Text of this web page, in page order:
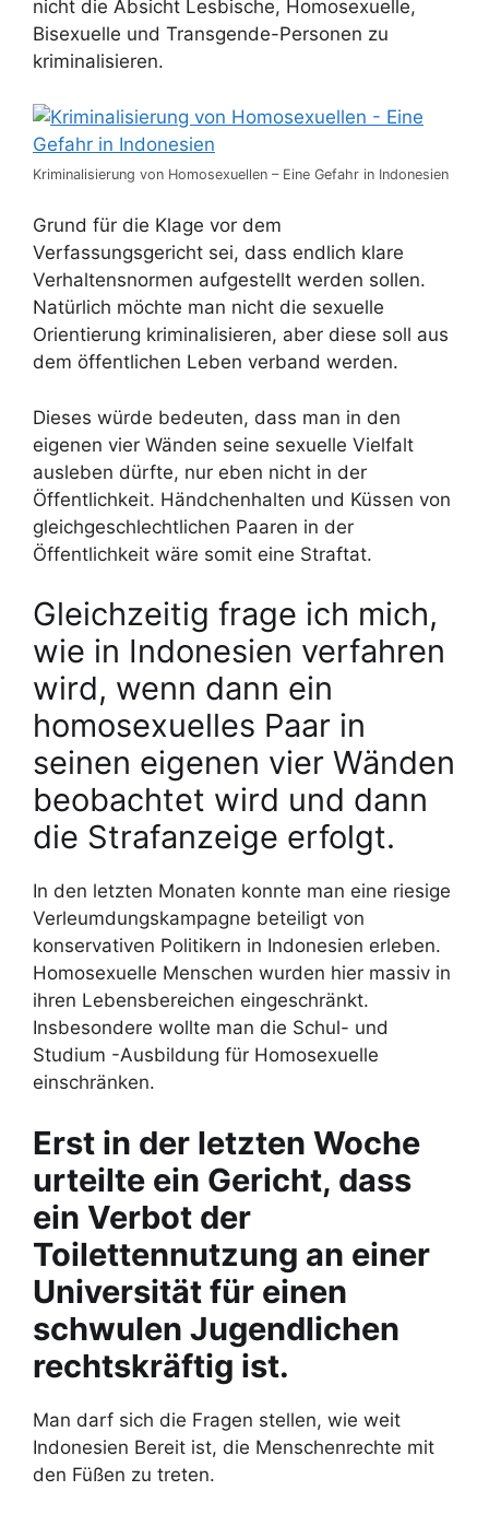
nicht die Absicht Lesbische, Homosexuelle,
Bisexuelle und Transgende-Personen zu
kriminalisieren.
Kriminalisierung von Homosexuellen – Eine Gefahr in Indonesien
Grund für die Klage vor dem
Verfassungsgericht sei, dass endlich klare
Verhaltensnormen aufgestellt werden sollen.
Natürlich möchte man nicht die sexuelle
Orientierung kriminalisieren, aber diese soll aus
dem öffentlichen Leben verband werden.
Dieses würde bedeuten, dass man in den
eigenen vier Wänden seine sexuelle Vielfalt
ausleben dürfte, nur eben nicht in der
Öffentlichkeit. Händchenhalten und Küssen von
gleichgeschlechtlichen Paaren in der
Öffentlichkeit wäre somit eine Straftat.
Gleichzeitig frage ich mich,
wie in Indonesien verfahren
wird, wenn dann ein
homosexuelles Paar in
seinen eigenen vier Wänden
beobachtet wird und dann
die Strafanzeige erfolgt.
In den letzten Monaten konnte man eine riesige
Verleumdungskampagne beteiligt von
konservativen Politikern in Indonesien erleben.
Homosexuelle Menschen wurden hier massiv in
ihren Lebensbereichen eingeschränkt.
Insbesondere wollte man die Schul- und
Studium -Ausbildung für Homosexuelle
einschränken.
Erst in der letzten Woche
urteilte ein Gericht, dass
ein Verbot der
Toilettennutzung an einer
Universität für einen
schwulen Jugendlichen
rechtskräftig ist.
Man darf sich die Fragen stellen, wie weit
Indonesien Bereit ist, die Menschenrechte mit
den Füßen zu treten.